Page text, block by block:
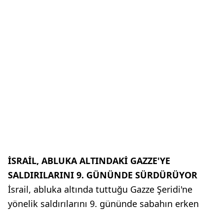
İSRAİL, ABLUKA ALTINDAKİ GAZZE'YE
SALDIRILARINI 9. GÜNÜNDE SÜRDÜRÜYOR
İsrail, abluka altında tuttuğu Gazze Şeridi'ne
yönelik saldırılarını 9. gününde sabahın erken